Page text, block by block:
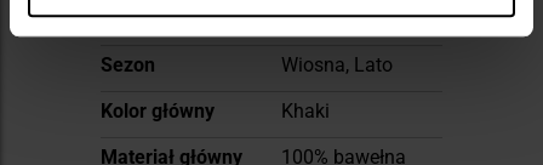
Waga
360 g
Sezon
Wiosna, Lato
Kolor główny
Khaki
Materiał główny
100% bawełna